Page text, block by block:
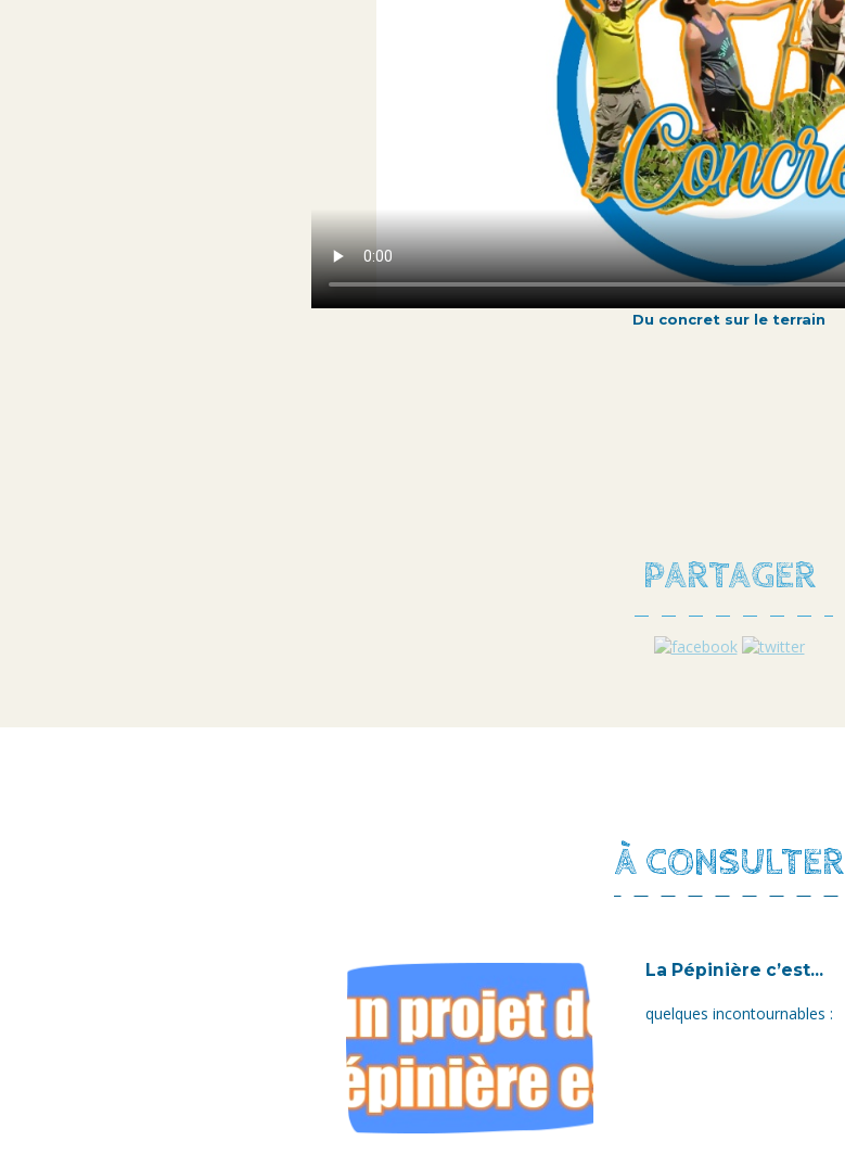
Du concret sur le terrain
PARTAGER
À CONSULTER
La Pépinière c’est...
quelques incontournables :